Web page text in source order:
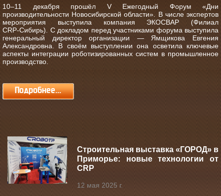
10–11 декабря прошёл V Ежегодный Форум «Дни
производительности Новосибирской области».В числе экспертов
мероприятия выступила компания ЭКОСВАР (Филиал
CRP‑Сибирь). С докладом перед участниками форума выступила
генеральный директор организации — Ямщикова Евгения
Александровна. В своём выступлении она осветила ключевые
аспекты интеграции роботизированных систем в промышленное
производство.
Подробнее...
Строительная выставка «ГОРОД» в
Приморье: новые технологии от
CRP
12 мая 2025 г.